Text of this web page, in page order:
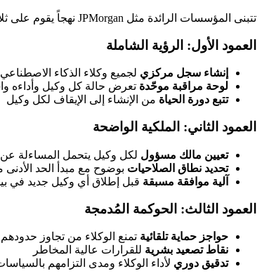
تتبنى المؤسسات الرائدة مثل JPMorgan نهجاً يقوم على ثلاثة أعمدة:
العمود الأول: الرؤية الشاملة
إنشاء سجل مركزي لجميع وكلاء الذكاء
لوحة مراقبة موحّدة تعرض حالة كل وكيل وأداءه
تتبع دورة الحياة من الإنشاء إلى الإيقاف لكل وكيل
العمود الثاني: الملكية الواضحة
تعيين مالك مسؤول لكل وكيل يتحمل المساءلة
تحديد نطاق الصلاحيات بوضوح مع مبدأ الحد الأدنى
آلية موافقة مسبقة قبل إطلاق أي وكيل جديد في
العمود الثالث: الحوكمة المُدمجة
حواجز حماية تلقائية تمنع الوكلاء من تجاوز
نقاط تصعيد بشرية للقرارات عالية المخاطر
تدقيق دوري لأداء الوكلاء ومدى التزامهم